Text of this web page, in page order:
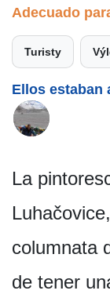
Adecuado
Turisty
Ellos estaban
La
columnata
de tener